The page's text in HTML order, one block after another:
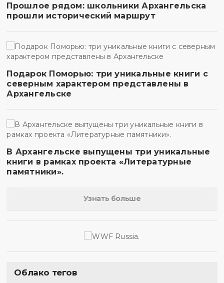
Прошлое рядом: школьники Архангельска
прошли исторический маршрут
Подарок Поморью: три уникальные книги с
северным характером представлены в
Архангельске
В Архангельске выпущены три уникальные
книги в рамках проекта «Литературные
памятники».
Узнать больше
Облако тегов